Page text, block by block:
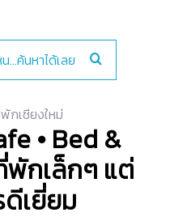
กเชียงใหม่
• Bed &
พักเล็กๆ แต่
เยี่ยม